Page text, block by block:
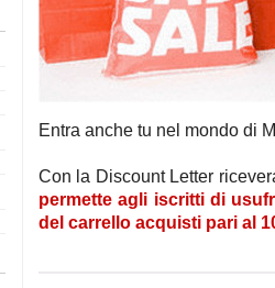
Entra anche tu nel mondo di
Con la Discount Letter
permette agli iscritti di
del carrello acquisti pari al